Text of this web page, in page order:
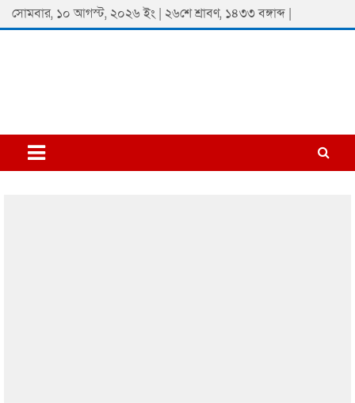
Skip
to
সোমবার, ১০ আগস্ট, ২০২৬ ইং | ২৬শে শ্রাবণ, ১৪৩৩ বঙ্গাব্দ |
Padmaprobaha
Online Newspaper Portal